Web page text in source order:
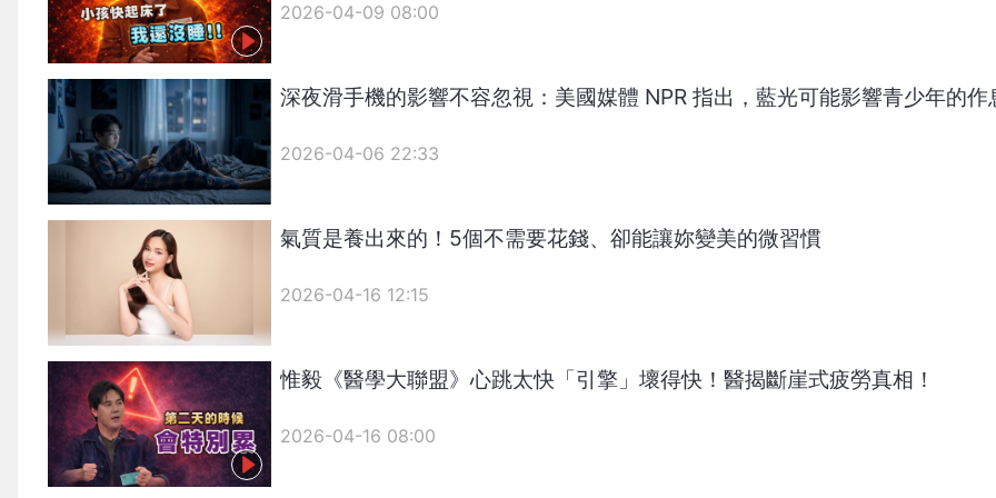
2026-04-09 08:00
深夜滑手機的影響不容忽視：美國媒體 NPR 指出，藍光可能影響青少年的作
2026-04-06 22:33
氣質是養出來的！5個不需要花錢、卻能讓妳變美的微習慣
2026-04-16 12:15
惟毅《醫學大聯盟》心跳太快「引擎」壞得快！醫揭斷崖式疲勞真相！
2026-04-16 08:00